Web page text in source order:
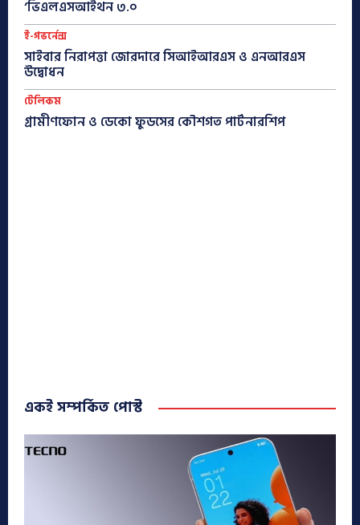
‘ভিএলএসআইথন ৩.০
ই-গভর্নেন্স
সাইবার নিরাপত্তা জোরদারে সিআইআরএস ও এনআরএস
উদ্বোধন
টেলিকম
গ্রামীণফোন ও ডেকো ফুডসের কৌশগত পার্টনারশিপ
একই সম্পর্কিত পোস্ট